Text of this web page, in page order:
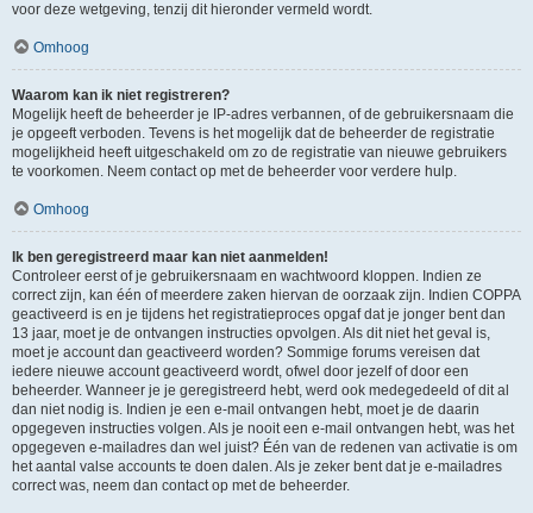
voor deze wetgeving, tenzij dit hieronder vermeld wordt.
Omhoog
Waarom kan ik niet registreren?
Mogelijk heeft de beheerder je IP-adres verbannen, of de gebruikersnaam die
je opgeeft verboden. Tevens is het mogelijk dat de beheerder de registratie
mogelijkheid heeft uitgeschakeld om zo de registratie van nieuwe gebruikers
te voorkomen. Neem contact op met de beheerder voor verdere hulp.
Omhoog
Ik ben geregistreerd maar kan niet aanmelden!
Controleer eerst of je gebruikersnaam en wachtwoord kloppen. Indien ze
correct zijn, kan één of meerdere zaken hiervan de oorzaak zijn. Indien COPPA
geactiveerd is en je tijdens het registratieproces opgaf dat je jonger bent dan
13 jaar, moet je de ontvangen instructies opvolgen. Als dit niet het geval is,
moet je account dan geactiveerd worden? Sommige forums vereisen dat
iedere nieuwe account geactiveerd wordt, ofwel door jezelf of door een
beheerder. Wanneer je je geregistreerd hebt, werd ook medegedeeld of dit al
dan niet nodig is. Indien je een e-mail ontvangen hebt, moet je de daarin
opgegeven instructies volgen. Als je nooit een e-mail ontvangen hebt, was het
opgegeven e-mailadres dan wel juist? Één van de redenen van activatie is om
het aantal valse accounts te doen dalen. Als je zeker bent dat je e-mailadres
correct was, neem dan contact op met de beheerder.